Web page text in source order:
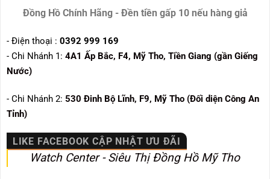
Đồng Hồ Chính Hãng - Đền tiền gấp 10 nếu hàng giả
- Điện thoại : 0392 999 169
- Chi Nhánh 1: 4A1 Ấp Bắc, F4, Mỹ Tho, Tiền Giang (gần Giếng
Nước)
- Chi Nhánh 2: 530 Đinh Bộ Lĩnh, F9, Mỹ Tho (Đối diện Công An
Tỉnh)
LIKE FACEBOOK CẬP NHẬT ƯU ĐÃI
Watch Center - Siêu Thị Đồng Hồ Mỹ Tho